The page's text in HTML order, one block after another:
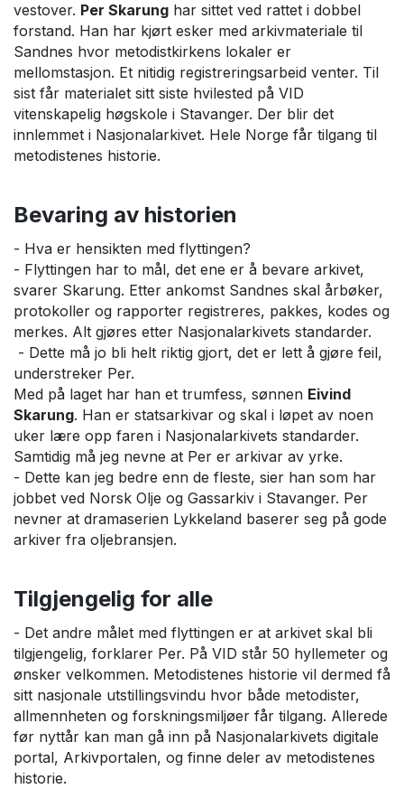
vestover. Per Skarung har sittet ved rattet i dobbel
forstand. Han har kjørt esker med arkivmateriale til
Sandnes hvor metodistkirkens lokaler er
mellomstasjon. Et nitidig registreringsarbeid venter. Til
sist får materialet sitt siste hvilested på VID
vitenskapelig høgskole i Stavanger. Der blir det
innlemmet i Nasjonalarkivet. Hele Norge får tilgang til
metodistenes historie.
Bevaring av historien
- Hva er hensikten med flyttingen?
- Flyttingen har to mål, det ene er å bevare arkivet,
svarer Skarung. Etter ankomst Sandnes skal årbøker,
protokoller og rapporter registreres, pakkes, kodes og
merkes. Alt gjøres etter Nasjonalarkivets standarder.
- Dette må jo bli helt riktig gjort, det er lett å gjøre feil,
understreker Per.
Med på laget har han et trumfess, sønnen Eivind
Skarung. Han er statsarkivar og skal i løpet av noen
uker lære opp faren i Nasjonalarkivets standarder.
Samtidig må jeg nevne at Per er arkivar av yrke.
- Dette kan jeg bedre enn de fleste, sier han som har
jobbet ved Norsk Olje og Gassarkiv i Stavanger. Per
nevner at dramaserien Lykkeland baserer seg på gode
arkiver fra oljebransjen.
Tilgjengelig for alle
- Det andre målet med flyttingen er at arkivet skal bli
tilgjengelig, forklarer Per. På VID står 50 hyllemeter og
ønsker velkommen. Metodistenes historie vil dermed få
sitt nasjonale utstillingsvindu hvor både metodister,
allmennheten og forskningsmiljøer får tilgang. Allerede
før nyttår kan man gå inn på Nasjonalarkivets digitale
portal, Arkivportalen, og finne deler av metodistenes
historie.